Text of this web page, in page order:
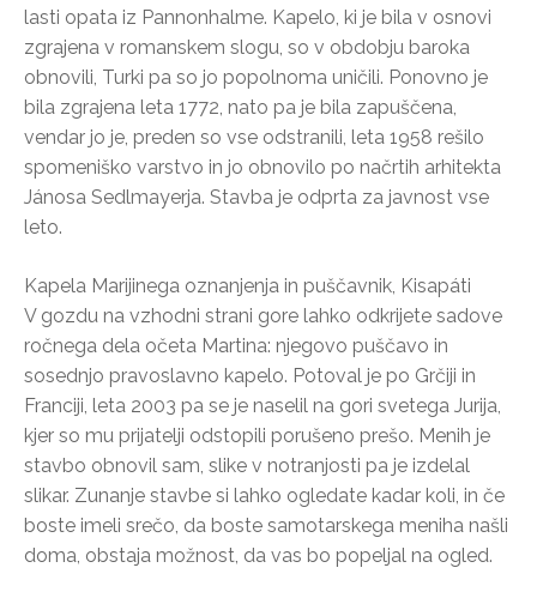
lasti opata iz Pannonhalme. Kapelo, ki je bila v osnovi
zgrajena v romanskem slogu, so v obdobju baroka
obnovili, Turki pa so jo popolnoma uničili. Ponovno je
bila zgrajena leta 1772, nato pa je bila zapuščena,
vendar jo je, preden so vse odstranili, leta 1958 rešilo
spomeniško varstvo in jo obnovilo po načrtih arhitekta
Jánosa Sedlmayerja. Stavba je odprta za javnost vse
leto.
Kapela Marijinega oznanjenja in puščavnik, Kisapáti
V gozdu na vzhodni strani gore lahko odkrijete sadove
ročnega dela očeta Martina: njegovo puščavo in
sosednjo pravoslavno kapelo. Potoval je po Grčiji in
Franciji, leta 2003 pa se je naselil na gori svetega Jurija,
kjer so mu prijatelji odstopili porušeno prešo. Menih je
stavbo obnovil sam, slike v notranjosti pa je izdelal
slikar. Zunanje stavbe si lahko ogledate kadar koli, in če
boste imeli srečo, da boste samotarskega meniha našli
doma, obstaja možnost, da vas bo popeljal na ogled.